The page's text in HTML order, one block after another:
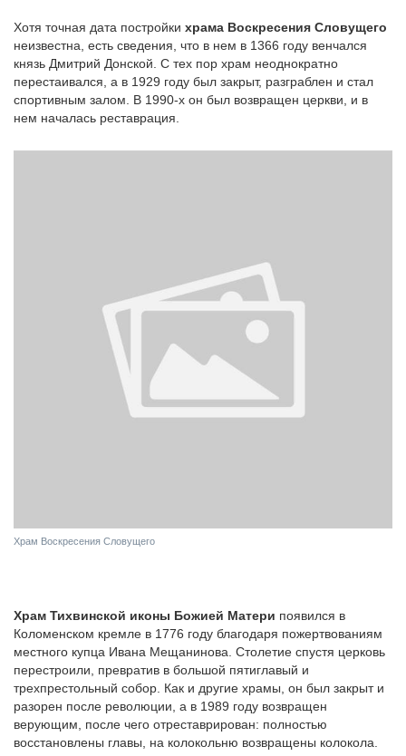
Хотя точная дата постройки храма Воскресения Словущего
неизвестна, есть сведения, что в нем в 1366 году венчался
князь Дмитрий Донской. С тех пор храм неоднократно
перестаивался, а в 1929 году был закрыт, разграблен и стал
спортивным залом. В 1990-х он был возвращен церкви, и в
нем началась реставрация.
Храм Воскресения Словущего
Храм Тихвинской иконы Божией Матери появился в
Коломенском кремле в 1776 году благодаря пожертвованиям
местного купца Ивана Мещанинова. Столетие спустя церковь
перестроили, превратив в большой пятиглавый и
трехпрестольный собор. Как и другие храмы, он был закрыт и
разорен после революции, а в 1989 году возвращен
верующим, после чего отреставрирован: полностью
восстановлены главы, на колокольню возвращены колокола.